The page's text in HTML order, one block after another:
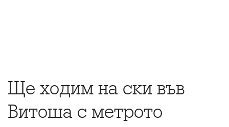
Ще ходим на ски във
Витоша с метрото